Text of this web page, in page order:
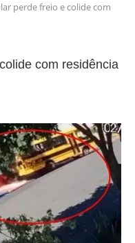
perde freio e colide com
com residência